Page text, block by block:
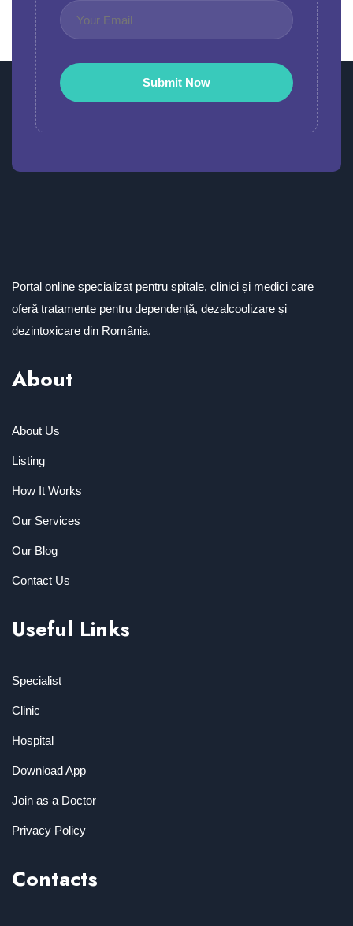
Portal online specializat pentru spitale, clinici și medici care
oferă tratamente pentru dependență, dezalcoolizare și
dezintoxicare din România.
About
About Us
Listing
How It Works
Our Services
Our Blog
Contact Us
Useful Links
Specialist
Clinic
Hospital
Download App
Join as a Doctor
Privacy Policy
Contacts